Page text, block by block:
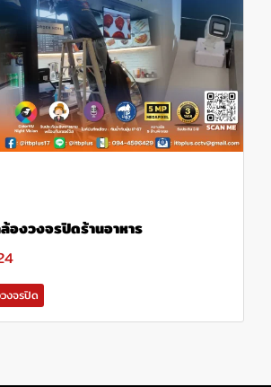
งวงจรปิดร้านอาหาร
งจรปิด